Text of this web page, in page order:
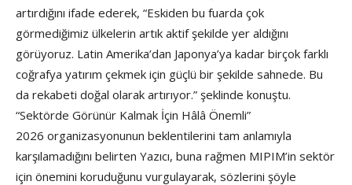
artırdığını ifade ederek, “Eskiden bu fuarda çok
görmediğimiz ülkelerin artık aktif şekilde yer aldığını
görüyoruz. Latin Amerika’dan Japonya’ya kadar birçok farklı
coğrafya yatırım çekmek için güçlü bir şekilde sahnede. Bu
da rekabeti doğal olarak artırıyor.” şeklinde konuştu.
“Sektörde Görünür Kalmak İçin Hâlâ Önemli”
2026 organizasyonunun beklentilerini tam anlamıyla
karşılamadığını belirten Yazıcı, buna rağmen MIPIM’in sektör
için önemini koruduğunu vurgulayarak, sözlerini şöyle